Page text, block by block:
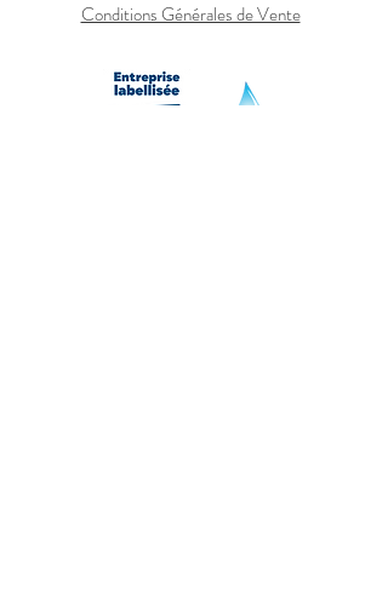
Conditions Générales de Vente